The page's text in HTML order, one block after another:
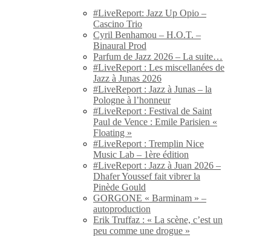
#LiveReport: Jazz Up Opio –
Cascino Trio
Cyril Benhamou – H.O.T. –
Binaural Prod
Parfum de Jazz 2026 – La suite…
#LiveReport : Les miscellanées de
Jazz à Junas 2026
#LiveReport : Jazz à Junas – la
Pologne à l’honneur
#LiveReport : Festival de Saint
Paul de Vence : Emile Parisien «
Floating »
#LiveReport : Tremplin Nice
Music Lab – 1ère édition
#LiveReport : Jazz à Juan 2026 –
Dhafer Youssef fait vibrer la
Pinède Gould
GORGONE « Barminam » –
autoproduction
Erik Truffaz : « La scène, c’est un
peu comme une drogue »